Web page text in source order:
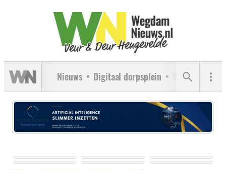
Nieuws Digitaal dorpsplein Verenigingen